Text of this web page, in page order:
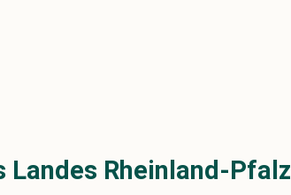
Rheinland-Pfalz